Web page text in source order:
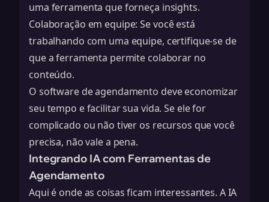
uma ferramenta que forneça insights.
Colaboração em equipe: Se você está
trabalhando com uma equipe, certifique-se de
que a ferramenta permite colaborar no
conteúdo.
O software de agendamento deve economizar
seu tempo e facilitar sua vida. Se ele for
complicado ou não tiver os recursos que você
precisa, não vale a pena.
Integrando IA com Ferramentas de
Agendamento
Aqui é onde as coisas ficam interessantes. A IA